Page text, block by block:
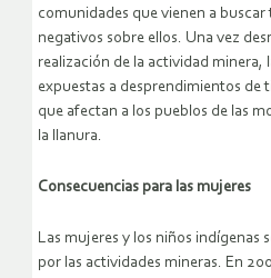
comunidades que vienen a
negativos sobre ellos. Una vez
realización de la actividad minera,
expuestas a desprendimientos de
que afectan a los pueblos de las
la llanura.
Consecuencias para las mujeres
Las mujeres y los niños indígenas
por las actividades mineras. En